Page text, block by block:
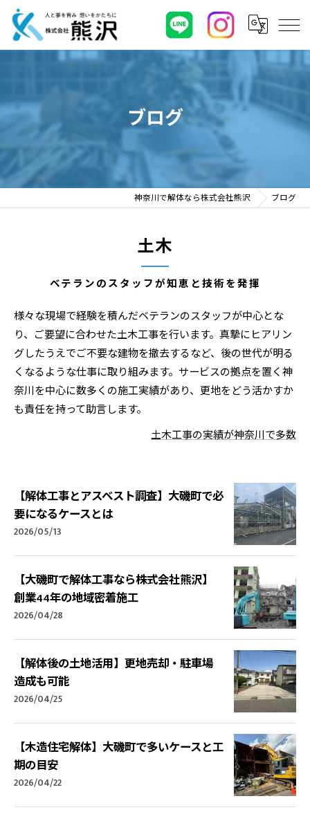
ブログ
神奈川で解体なら株式会社熊沢 ブログ
土木
ベテランのスタッフが知恵と技術を発揮
様々な現場で経験を積んだベテランのスタッフが中心とな
り、ご要望に合わせた土木工事を行います。真摯にヒアリン
グしたうえでご不要な建物を撤去するなど、後の世代が明る
くなるような仕事に取り組みます。サービスの拠点を置く神
奈川を中心に数多くの施工実績があり、更地をどう活かすか
も責任を持って助言します。
土木工事の実績が神奈川で多数
【解体工事とアスベスト調査】大磯町で必
要になるケースとは
2026/05/13
【大磯町で解体工事なら株式会社熊沢】
創業44年の地域密着施工
2026/04/28
【解体後の土地活用】更地売却・駐車場
造成も可能
2026/04/25
【木造住宅解体】大磯町で多いケースと工
期の目安
2026/04/22